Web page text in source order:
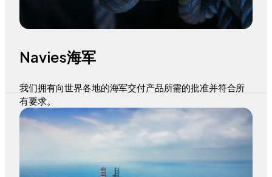
Navies海军
我们拥有向世界各地的海军交付产品所需的批准并符合所
有要求。